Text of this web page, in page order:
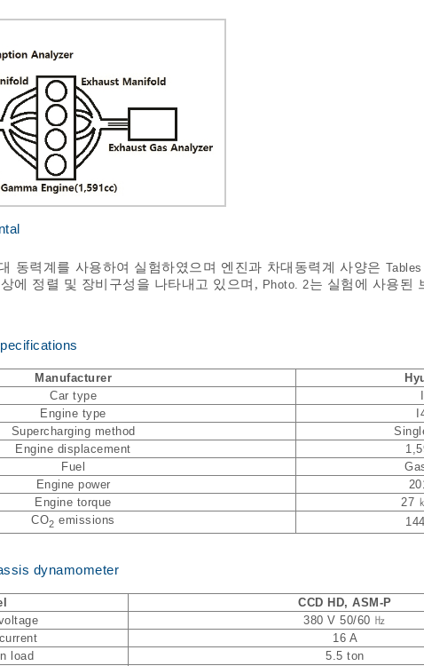
동력계를 사용하여 실험하였으며 엔진과 차대동력계 사양은
에 정렬 및 장비구성을 나타내고 있으며, Photo. 2는 실험에 사용된
Manufacturer
Car type
Engine type
Supercharging method
Engine displacement
Fuel
Engine power
Engine torque
27
CO2 emissions
dynamometer
CCD HD, ASM-P
380 V 50/60 ㎐
16 A
load
5.5 ton